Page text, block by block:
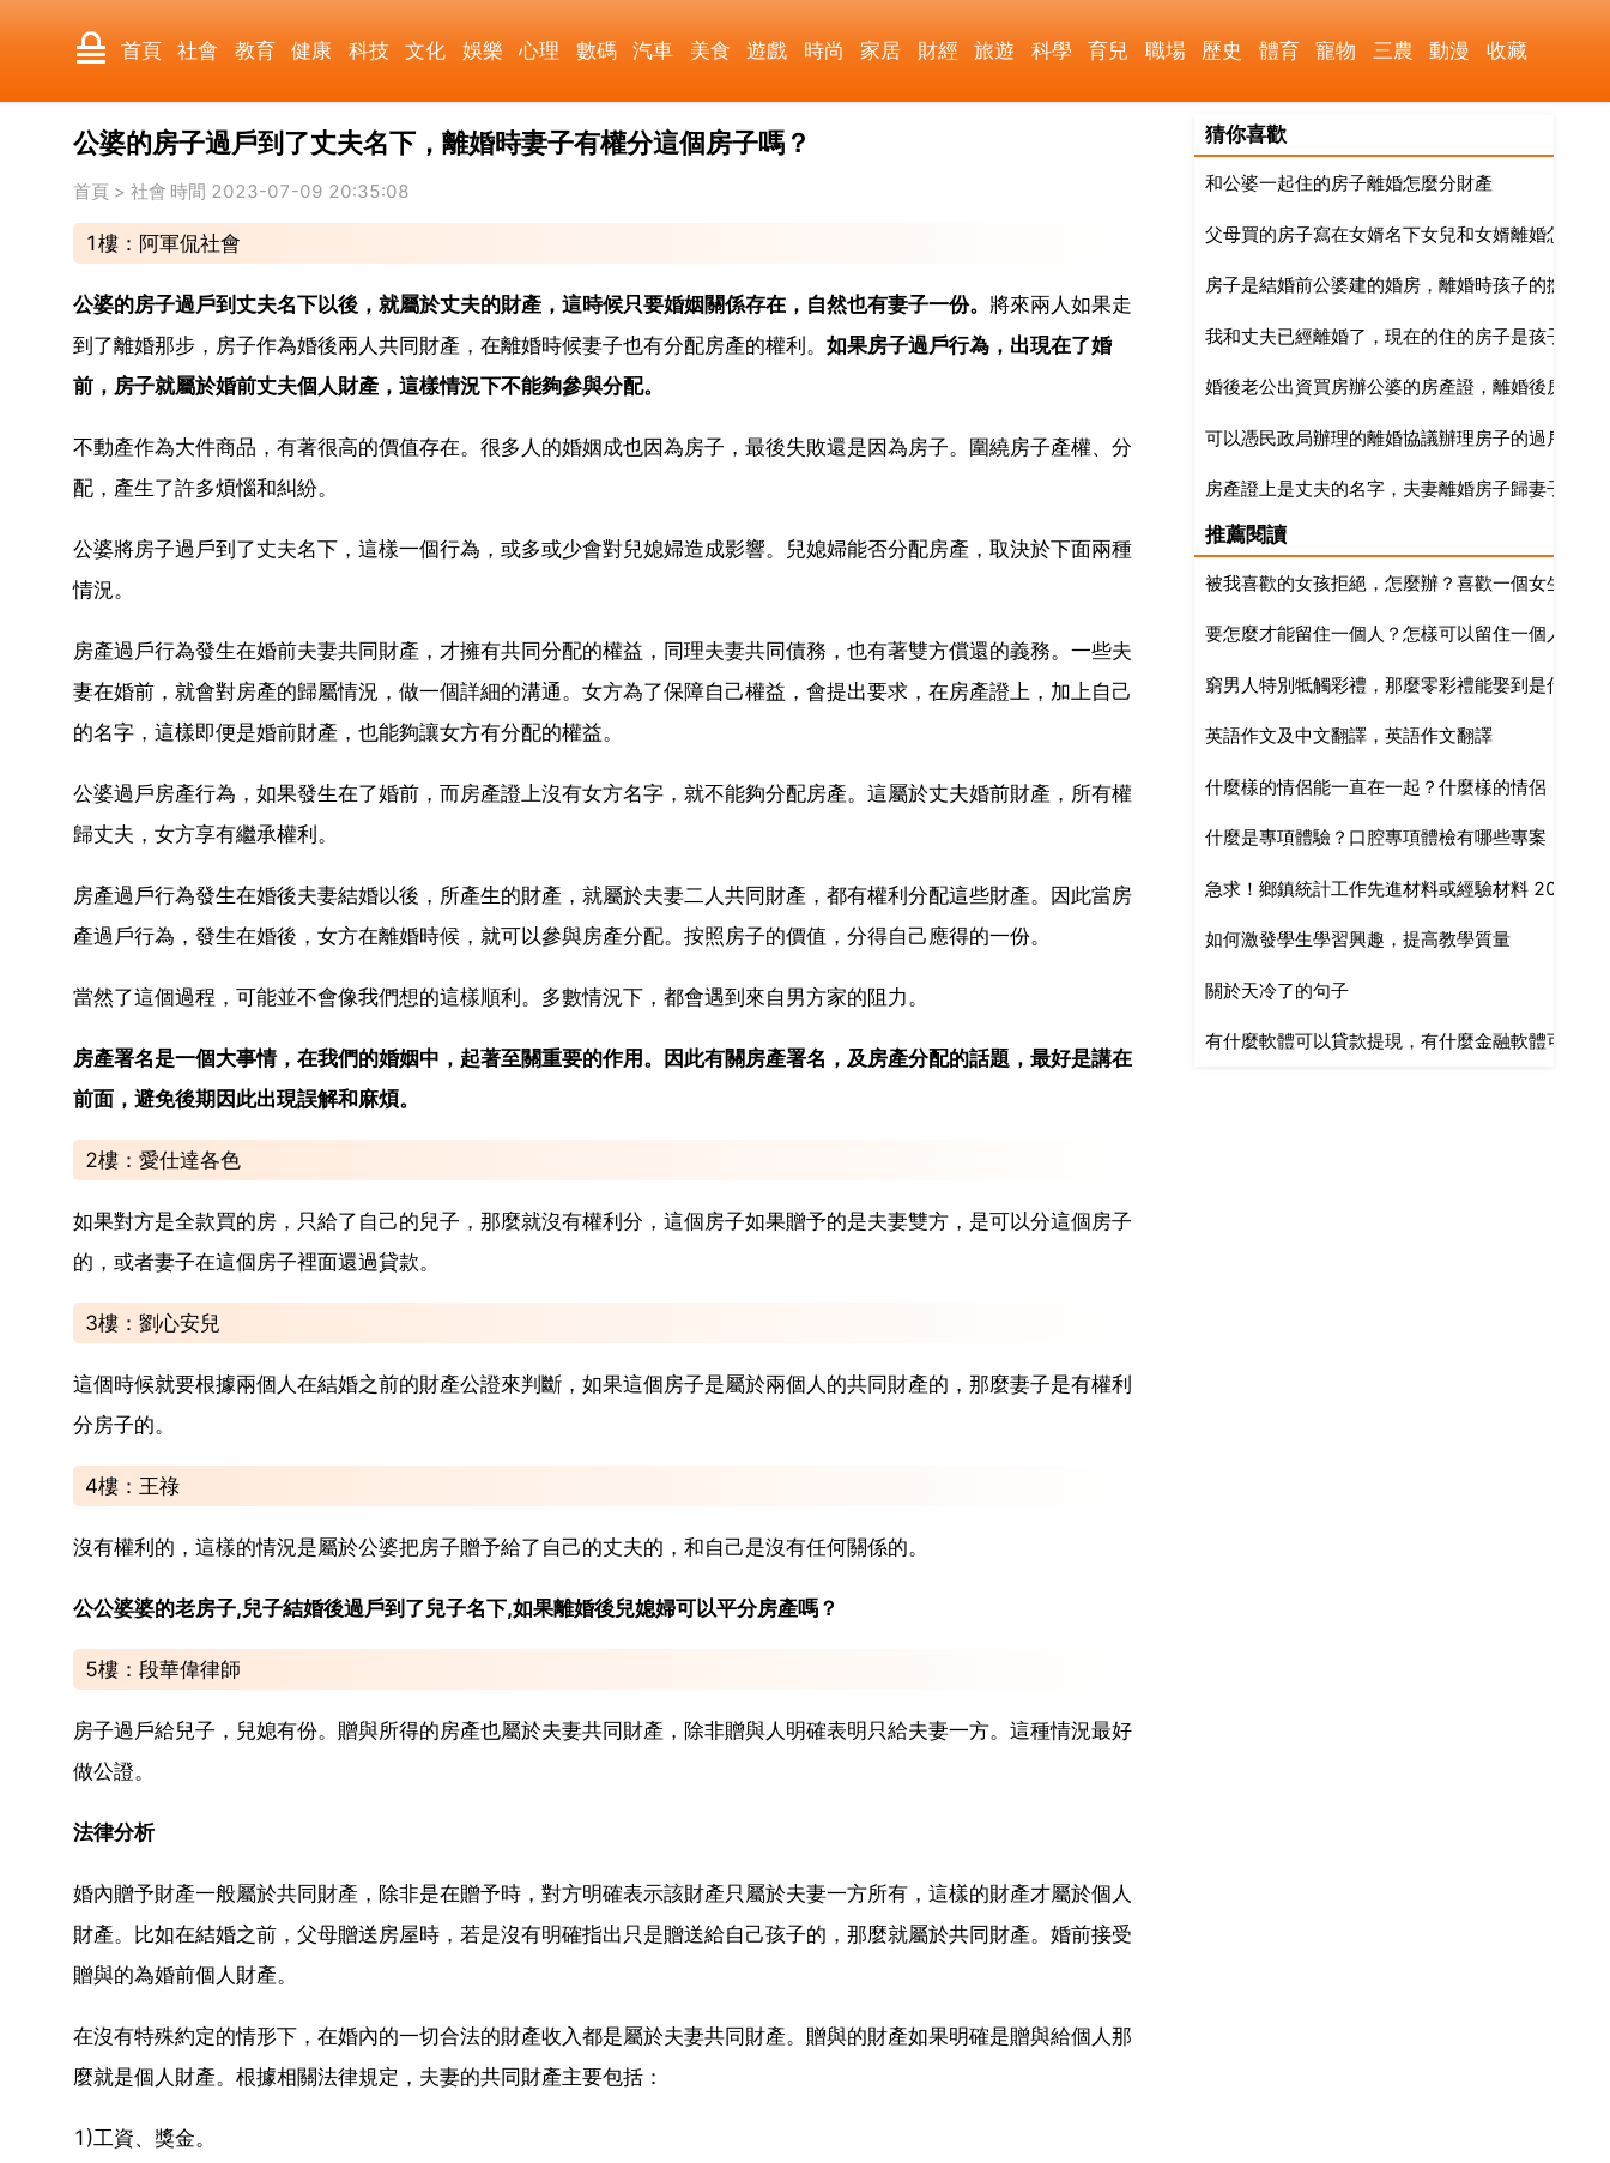
首頁 社會 教育 健康 科技 文化 娛樂 心理 數碼 汽車 美食 遊戲 時尚 家居 財經 旅遊 科學 育兒 職場 歷史 體育 寵物 三農 動漫 收藏
國際 軍事 電影 其它
公婆的房子過戶到了丈夫名下，離婚時妻子有權分這個房子嗎？
首頁 > 社會 時間 2023-07-09 20:35:08
1樓：阿軍侃社會
公婆的房子過戶到丈夫名下以後，就屬於丈夫的財產，這時候只要婚姻關係存在，自然也有妻子一份。 將來兩人如果走
到了離婚那步，房子作為婚後兩人共同財產，在離婚時候妻子也有分配房產的權利。 如果房子過戶行為，出現在了婚
前，房子就屬於婚前丈夫個人財產，這樣情況下不能夠參與分配。
不動產作為大件商品，有著很高的價值存在。很多人的婚姻成也因為房子，最後失敗還是因為房子。圍繞房子產權、分
配，產生了許多煩惱和糾紛。
公婆將房子過戶到了丈夫名下，這樣一個行為，或多或少會對兒媳婦造成影響。兒媳婦能否分配房產，取決於下面兩種
情況。
房產過戶行為發生在婚前夫妻共同財產，才擁有共同分配的權益，同理夫妻共同債務，也有著雙方償還的義務。一些夫
妻在婚前，就會對房產的歸屬情況，做一個詳細的溝通。女方為了保障自己權益，會提出要求，在房產證上，加上自己
的名字，這樣即便是婚前財產，也能夠讓女方有分配的權益。
公婆過戶房產行為，如果發生在了婚前，而房產證上沒有女方名字，就不能夠分配房產。這屬於丈夫婚前財產，所有權
歸丈夫，女方享有繼承權利。
房產過戶行為發生在婚後夫妻結婚以後，所產生的財產，就屬於夫妻二人共同財產，都有權利分配這些財產。因此當房
產過戶行為，發生在婚後，女方在離婚時候，就可以參與房產分配。按照房子的價值，分得自己應得的一份。
當然了這個過程，可能並不會像我們想的這樣順利。多數情況下，都會遇到來自男方家的阻力。
房產署名是一個大事情，在我們的婚姻中，起著至關重要的作用。因此有關房產署名，及房產分配的話題，最好是講在
前面，避免後期因此出現誤解和麻煩。
2樓：愛仕達各色
如果對方是全款買的房，只給了自己的兒子，那麼就沒有權利分，這個房子如果贈予的是夫妻雙方，是可以分這個房子
的，或者妻子在這個房子裡面還過貸款。
3樓：劉心安兒
這個時候就要根據兩個人在結婚之前的財產公證來判斷，如果這個房子是屬於兩個人的共同財產的，那麼妻子是有權利
分房子的。
4樓：王祿
沒有權利的，這樣的情況是屬於公婆把房子贈予給了自己的丈夫的，和自己是沒有任何關係的。
公公婆婆的老房子,兒子結婚後過戶到了兒子名下,如果離婚後兒媳婦可以平分房產嗎？
5樓：段華偉律師
房子過戶給兒子，兒媳有份。贈與所得的房產也屬於夫妻共同財產，除非贈與人明確表明只給夫妻一方。這種情況最好
做公證。
法律分析
婚內贈予財產一般屬於共同財產，除非是在贈予時，對方明確表示該財產只屬於夫妻一方所有，這樣的財產才屬於個人
財產。比如在結婚之前，父母贈送房屋時，若是沒有明確指出只是贈送給自己孩子的，那麼就屬於共同財產。婚前接受
贈與的為婚前個人財產。
在沒有特殊約定的情形下，在婚內的一切合法的財產收入都是屬於夫妻共同財產。贈與的財產如果明確是贈與給個人那
麼就是個人財產。根據相關法律規定，夫妻的共同財產主要包括：
1)工資、獎金。
猜你喜歡
和公婆一起住的房子離婚怎麼分財產
父母買的房子寫在女婿名下女兒和女婿離婚怎麼辦
房子是結婚前公婆建的婚房，離婚時孩子的撫養權
我和丈夫已經離婚了，現在的住的房子是孩子爺
婚後老公出資買房辦公婆的房產證，離婚後房子歸
可以憑民政局辦理的離婚協議辦理房子的過戶問題
房產證上是丈夫的名字，夫妻離婚房子歸妻子，過
推薦閱讀
被我喜歡的女孩拒絕，怎麼辦？喜歡一個女生怕被
要怎麼才能留住一個人？怎樣可以留住一個人
窮男人特別牴觸彩禮，那麼零彩禮能娶到是什麼型
英語作文及中文翻譯，英語作文翻譯
什麼樣的情侶能一直在一起？什麼樣的情侶，能在
什麼是專項體驗？口腔專項體檢有哪些專案
急求！鄉鎮統計工作先進材料或經驗材料 200
如何激發學生學習興趣，提高教學質量
關於天冷了的句子
有什麼軟體可以貸款提現，有什麼金融軟體可以借